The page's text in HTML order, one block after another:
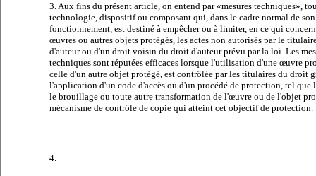
3. Aux fins du présent article, on entend par «mesures techniques»,
technologie, dispositif ou composant qui, dans le cadre normal de son
fonctionnement, est destiné à empêcher ou à limiter, en ce qui
œuvres ou autres objets protégés, les actes non autorisés par le
d'auteur ou d'un droit voisin du droit d'auteur prévu par la loi. Les
techniques sont réputées efficaces lorsque l'utilisation d'une œuvre
celle d'un autre objet protégé, est contrôlée par les titulaires du droit
l'application d'un code d'accès ou d'un procédé de protection, tel que
le brouillage ou toute autre transformation de l'œuvre ou de l'objet
mécanisme de contrôle de copie qui atteint cet objectif de protection.
4.